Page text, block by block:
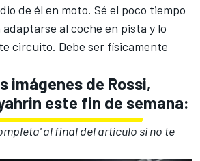
de él en moto. Sé el poco tiempo
al coche en pista y lo
circuito. Debe ser físicamente
imágenes de Rossi,
este fin de semana:
al final del artículo si no te